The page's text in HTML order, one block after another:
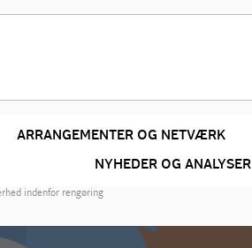
ARRANGEMENTER OG NETVÆRK
NYHEDER OG ANALYSER
indenfor rengøring